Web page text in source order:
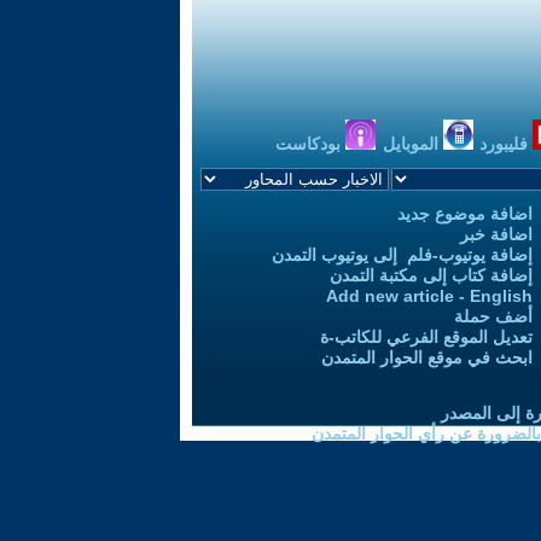
فليبورد الموبايل بودكاست
اضافة موضوع جديد
اضافة خبر
إضافة يوتيوب-فلم إلى يوتيوب التمدن
إضافة كتاب إلى مكتبة التمدن
Add new article - English
أضف حملة
تعديل الموقع الفرعي للكاتب-ة
ابحث في موقع الحوار المتمدن
إلى المصدر
عن رأي الحوار المتمدن